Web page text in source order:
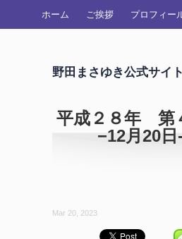
ホーム ご挨拶 プロフィー
野田まさゆき公式サイト
平成２８年 第
−12月20日
Mar 20, 2023